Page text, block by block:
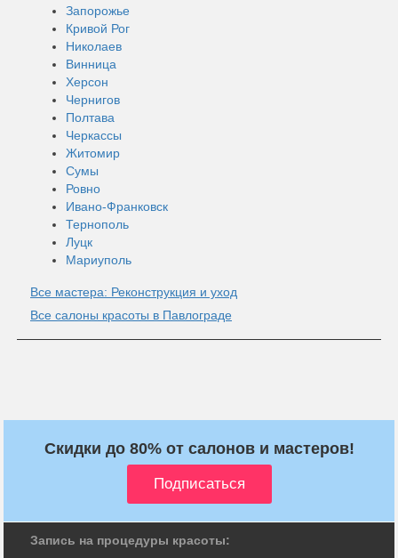
Запорожье
Кривой Рог
Николаев
Винница
Херсон
Чернигов
Полтава
Черкассы
Житомир
Сумы
Ровно
Ивано-Франковск
Тернополь
Луцк
Мариуполь
Все мастера: Реконструкция и уход
Все салоны красоты в Павлограде
Скидки до 80% от салонов и мастеров!
Запись на процедуры красоты: